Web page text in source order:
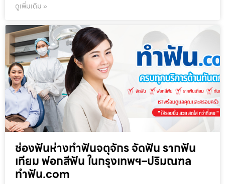
ดูเพิ่มเติม »
ช่องฟันห่างทำฟันจตุจักร จัดฟัน รากฟัน
เทียม ฟอกสีฟัน ในกรุงเทพฯ–ปริมณฑล
ทำฟัน.com